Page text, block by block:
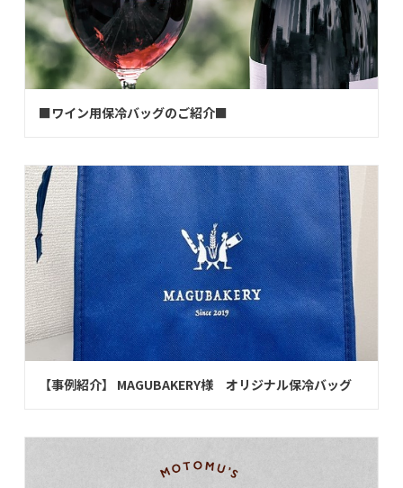
■ワイン用保冷バッグのご紹介■
【事例紹介】 MAGUBAKERY様 オリジナル保冷バッグ